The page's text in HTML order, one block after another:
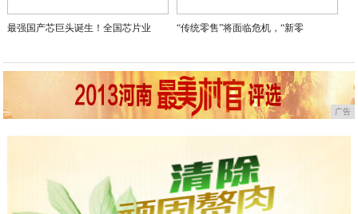
最强国产芯巨头诞生！全国芯片业 “传统零售”将面临危机，“新零
广告